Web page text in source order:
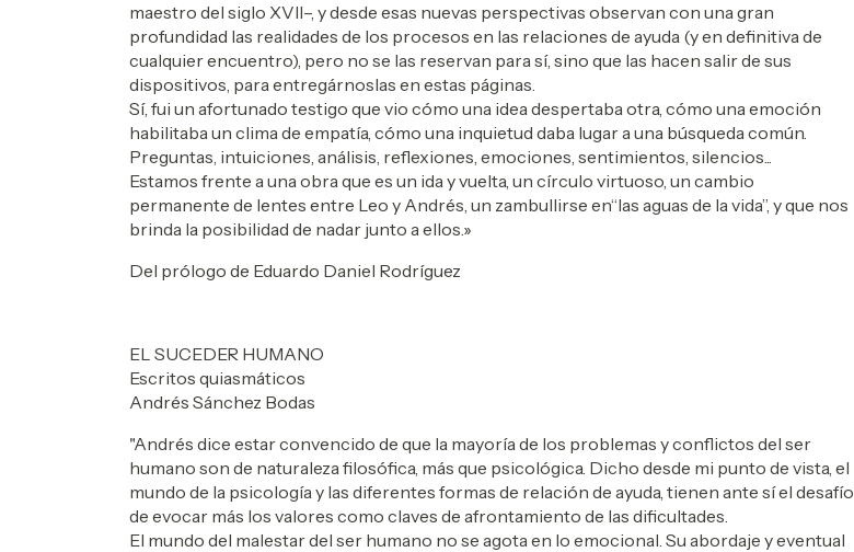
maestro del siglo XVII–, y desde esas nuevas perspectivas observan con una gran
profundidad las realidades de los procesos en las relaciones de ayuda (y en definitiva de
cualquier encuentro), pero no se las reservan para sí, sino que las hacen salir de sus
dispositivos, para entregárnoslas en estas páginas.
Sí, fui un afortunado testigo que vio cómo una idea despertaba otra, cómo una emoción
habilitaba un clima de empatía, cómo una inquietud daba lugar a una búsqueda común.
Preguntas, intuiciones, análisis, reflexiones, emociones, sentimientos, silencios...
Estamos frente a una obra que es un ida y vuelta, un círculo virtuoso, un cambio
permanente de lentes entre Leo y Andrés, un zambullirse en“las aguas de la vida”, y que nos
brinda la posibilidad de nadar junto a ellos.»
Del prólogo de Eduardo Daniel Rodríguez
EL SUCEDER HUMANO
Escritos quiasmáticos
Andrés Sánchez Bodas
"Andrés dice estar convencido de que la mayoría de los problemas y conflictos del ser
humano son de naturaleza filosófica, más que psicológica. Dicho desde mi punto de vista, el
mundo de la psicología y las diferentes formas de relación de ayuda, tienen ante sí el desafío
de evocar más los valores como claves de afrontamiento de las dificultades.
El mundo del malestar del ser humano no se agota en lo emocional. Su abordaje y eventual